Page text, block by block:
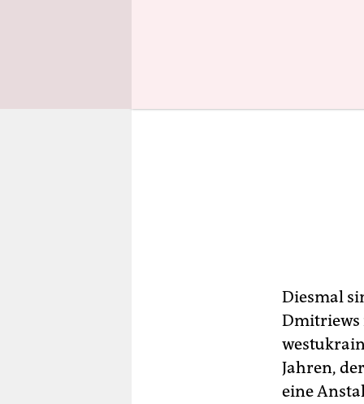
Diesmal
Dmitriews
Jahren,
eine